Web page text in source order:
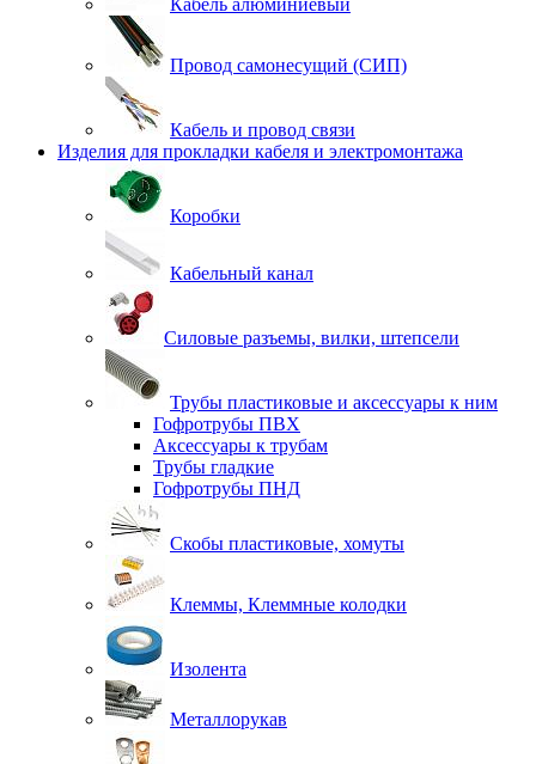
Кабель алюминиевый
Провод самонесущий (СИП)
Кабель и провод связи
Изделия для прокладки кабеля и электромонтажа
Коробки
Кабельный канал
Силовые разъемы, вилки, штепсели
Трубы пластиковые и аксессуары к ним
Гофротрубы ПВХ
Аксессуары к трубам
Трубы гладкие
Гофротрубы ПНД
Скобы пластиковые, хомуты
Клеммы, Клеммные колодки
Изолента
Металлорукав